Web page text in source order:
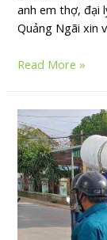
anh em thợ, đại
Quảng Ngãi xin
Read More »